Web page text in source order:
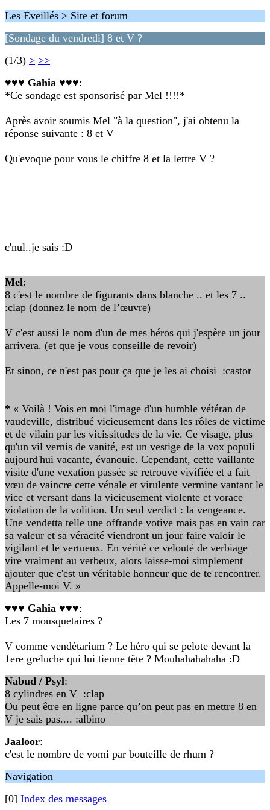
Les Eveillés > Site et forum
[Sondage du vendredi] 8 et V ?
(1/3) > >>
♥♥♥ Gahia ♥♥♥:
*Ce sondage est sponsorisé par Mel !!!!*
Après avoir soumis Mel "à la question", j'ai obtenu la
réponse suivante : 8 et V
Qu'evoque pour vous le chiffre 8 et la lettre V ?
c'nul..je sais :D
Mel:
8 c'est le nombre de figurants dans blanche .. et les 7 ..
:clap (donnez le nom de l’œuvre)
V c'est aussi le nom d'un de mes héros qui j'espère un jour
arrivera. (et que je vous conseille de revoir)
Et sinon, ce n'est pas pour ça que je les ai choisi :castor
* « Voilà ! Vois en moi l'image d'un humble vétéran de
vaudeville, distribué vicieusement dans les rôles de victime
et de vilain par les vicissitudes de la vie. Ce visage, plus
qu'un vil vernis de vanité, est un vestige de la vox populi
aujourd'hui vacante, évanouie. Cependant, cette vaillante
visite d'une vexation passée se retrouve vivifiée et a fait
vœu de vaincre cette vénale et virulente vermine vantant le
vice et versant dans la vicieusement violente et vorace
violation de la volition. Un seul verdict : la vengeance.
Une vendetta telle une offrande votive mais pas en vain car
sa valeur et sa véracité viendront un jour faire valoir le
vigilant et le vertueux. En vérité ce velouté de verbiage
vire vraiment au verbeux, alors laisse-moi simplement
ajouter que c'est un véritable honneur que de te rencontrer.
Appelle-moi V. »
♥♥♥ Gahia ♥♥♥:
Les 7 mousquetaires ?
V comme vendétarium ? Le héro qui se pelote devant la
1ere greluche qui lui tienne tête ? Mouhahahahaha :D
Nabud / Psyl:
8 cylindres en V :clap
Ou peut être en ligne parce qu’on peut pas en mettre 8 en
V je sais pas.... :albino
Jaaloor:
c'est le nombre de vomi par bouteille de rhum ?
Navigation
[0] Index des messages